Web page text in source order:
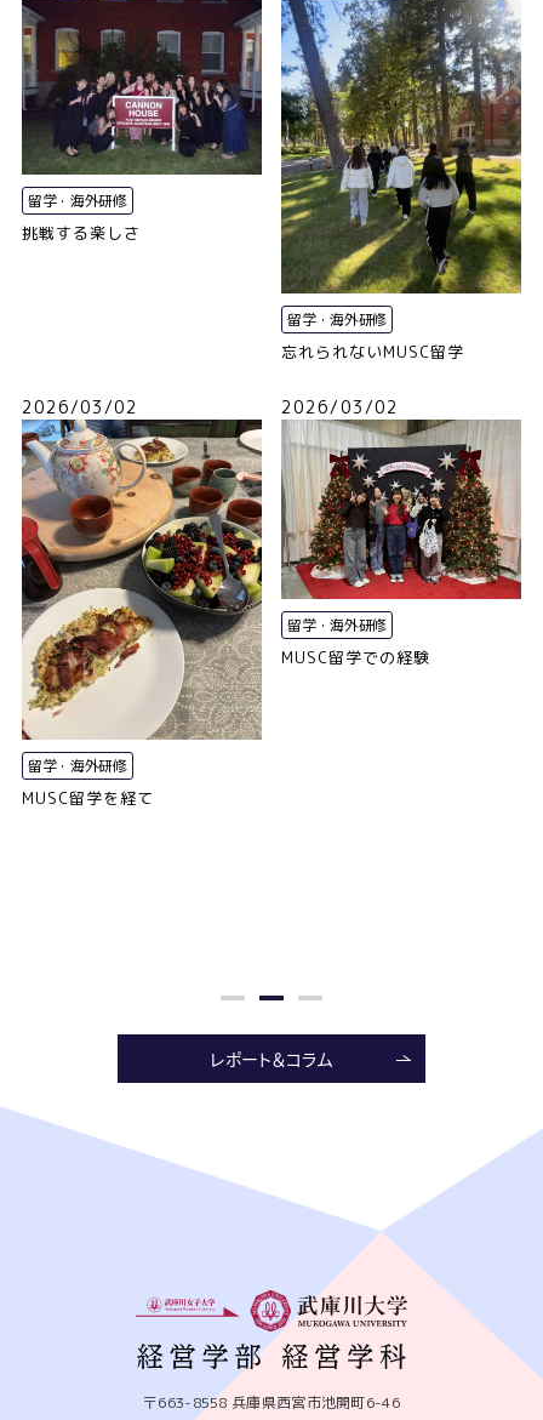
留学・海外研修
挑戦する楽しさ
留学・海外研修
忘れられないMUSC留学
2026/03/02
留学・海外研修
MUSC留学を経て
2026/03/02
留学・海外研修
MUSC留学での経験
レポート＆コラム
〒663-8558 兵庫県西宮市池開町6-46